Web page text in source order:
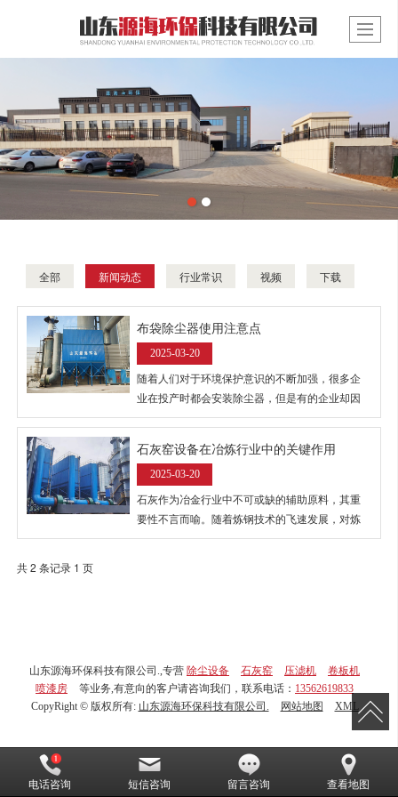
全部 新闻动态 行业常识 视频 下载
布袋除尘器使用注意点
2025-03-20
随着人们对于环境保护意识的不断加强，很多企
业在投产时都会安装除尘器，但是有的企业却因
为缺乏管理，在除尘布袋老化以后会出现一些问
石灰窑设备在冶炼行业中的关键作用
2025-03-20
石灰作为冶金行业中不可或缺的辅助原料，其重
要性不言而喻。随着炼钢技术的飞速发展，对炼
钢脱硫用石灰的性能提出了更为严格的要求。同
共 2 条记录 1 页
山东源海环保科技有限公司.,专营 除尘设备 石灰窑 压滤机
卷板机
喷漆房
等业务,有意向的客户请咨询我们，联系电话： 13562619833
CopyRight © 版权所有: 山东源海环保科技有限公司. 网站地图 XML
电话咨询 短信咨询 留言咨询 查看地图